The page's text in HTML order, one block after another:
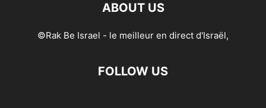
ABOUT US
©Rak Be Israel - le meilleur en direct d'Israël,
FOLLOW US